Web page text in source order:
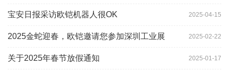
2025-04-15
宝安日报采访欧铠机器人很OK
2025-02-22
2025金蛇迎春，欧铠邀请您参加深圳工业展
2025-01-17
关于2025年春节放假通知